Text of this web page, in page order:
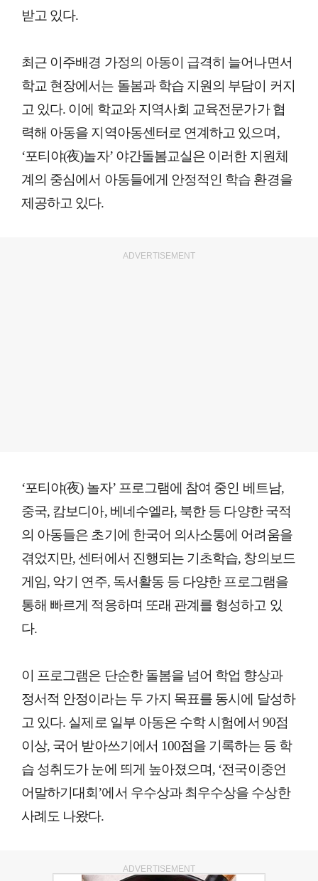
받고 있다.
최근 이주배경 가정의 아동이 급격히 늘어나면서
학교 현장에서는 돌봄과 학습 지원의 부담이 커지
고 있다. 이에 학교와 지역사회 교육전문가가 협
력해 아동을 지역아동센터로 연계하고 있으며,
‘포티야(夜)놀자’ 야간돌봄교실은 이러한 지원체
계의 중심에서 아동들에게 안정적인 학습 환경을
제공하고 있다.
ADVERTISEMENT
‘포티야(夜) 놀자’ 프로그램에 참여 중인 베트남,
중국, 캄보디아, 베네수엘라, 북한 등 다양한 국적
의 아동들은 초기에 한국어 의사소통에 어려움을
겪었지만, 센터에서 진행되는 기초학습, 창의보드
게임, 악기 연주, 독서활동 등 다양한 프로그램을
통해 빠르게 적응하며 또래 관계를 형성하고 있
다.
이 프로그램은 단순한 돌봄을 넘어 학업 향상과
정서적 안정이라는 두 가지 목표를 동시에 달성하
고 있다. 실제로 일부 아동은 수학 시험에서 90점
이상, 국어 받아쓰기에서 100점을 기록하는 등 학
습 성취도가 눈에 띄게 높아졌으며, ‘전국이중언
어말하기대회’에서 우수상과 최우수상을 수상한
사례도 나왔다.
ADVERTISEMENT